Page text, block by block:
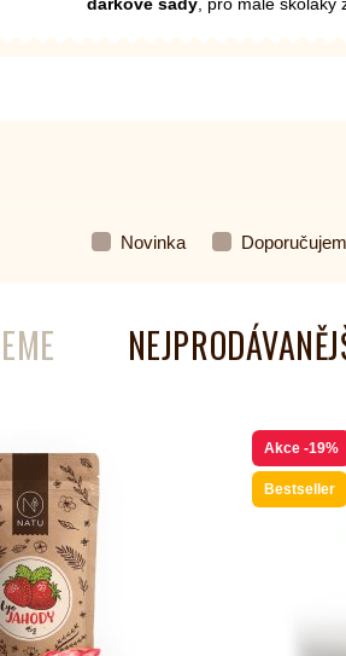
Novinka
Akce -19%
Bestseller